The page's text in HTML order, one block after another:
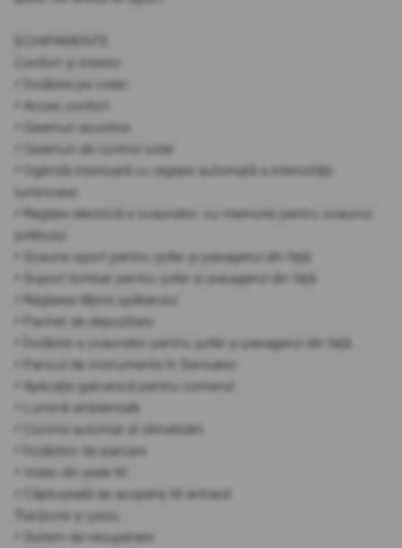
ECHIPAMENTE
Confort și interior
• Încălzire pe volan
• Acces confort
• Geamuri acustice
• Geamuri de control solar
• Oglindă interioară cu reglare automată a intensității
luminoase
• Reglare electrică a scaunelor, cu memorie pentru scaunul
șoferului
• Scaune sport pentru șofer și pasagerul din față
• Suport lombar pentru șofer și pasagerul din față
• Reglarea lățimii spătarului
• Pachet de depozitare
• Încălzire a scaunelor pentru șofer și pasagerul din față
• Panoul de instrumente în Sensatec
• Aplicație galvanică pentru comenzi
• Lumină ambientală
• Control automat al climatizării
• Încălzitor de parcare
• Volan din piele M
• Căptușeală de acoperiș M antracit
Tracțiune și șasiu
• Sistem de recuperare